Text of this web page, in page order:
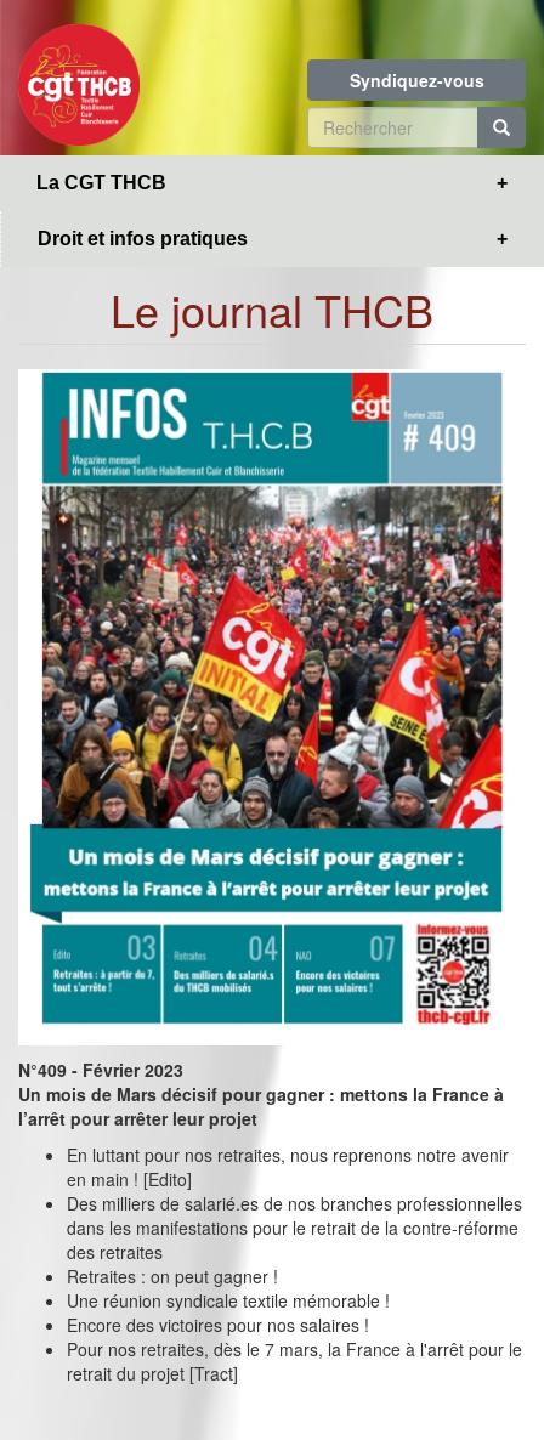
contenu
principal
Syndiquez-vous
Formulaire
de
La CGT THCB
Droit et infos pratiques
Le journal THCB
N°409 - Février 2023
Un mois de Mars décisif pour gagner : mettons la France à
l’arrêt pour arrêter leur projet
En luttant pour nos retraites, nous reprenons notre avenir
en main ! [Edito]
Des milliers de salarié.es de nos branches professionnelles
dans les manifestations pour le retrait de la contre-réforme
des retraites
Retraites : on peut gagner !
Une réunion syndicale textile mémorable !
Encore des victoires pour nos salaires !
Pour nos retraites, dès le 7 mars, la France à l'arrêt pour le
retrait du projet [Tract]